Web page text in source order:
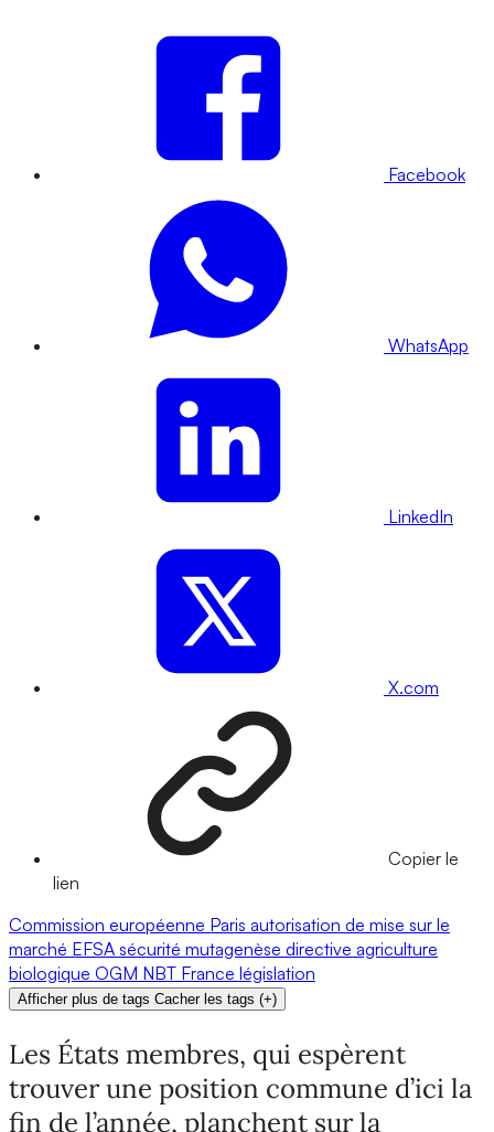
Facebook
WhatsApp
LinkedIn
X.com
Copier le
lien
Commission européenne Paris autorisation de mise sur le
marché EFSA sécurité mutagenèse directive agriculture
biologique OGM NBT France législation
Afficher plus de tags Cacher les tags (+)
Les États membres, qui espèrent
trouver une position commune d’ici la
fin de l’année, planchent sur la